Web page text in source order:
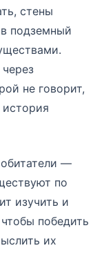
стены
подземный
не говорит,
—
по
изучить и
победить
их